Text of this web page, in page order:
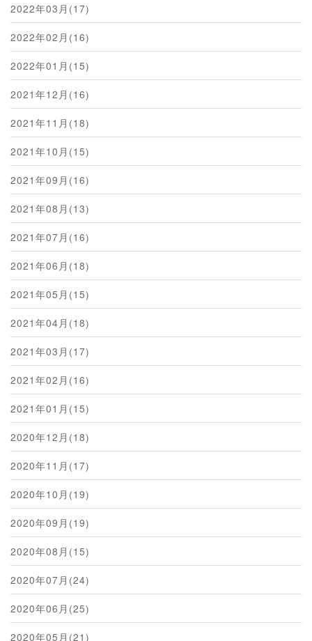
2022年03月(17)
2022年02月(16)
2022年01月(15)
2021年12月(16)
2021年11月(18)
2021年10月(15)
2021年09月(16)
2021年08月(13)
2021年07月(16)
2021年06月(18)
2021年05月(15)
2021年04月(18)
2021年03月(17)
2021年02月(16)
2021年01月(15)
2020年12月(18)
2020年11月(17)
2020年10月(19)
2020年09月(19)
2020年08月(15)
2020年07月(24)
2020年06月(25)
2020年05月(21)